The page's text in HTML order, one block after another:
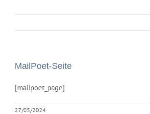
MailPoet-Seite
[mailpoet_page]
27/05/2024